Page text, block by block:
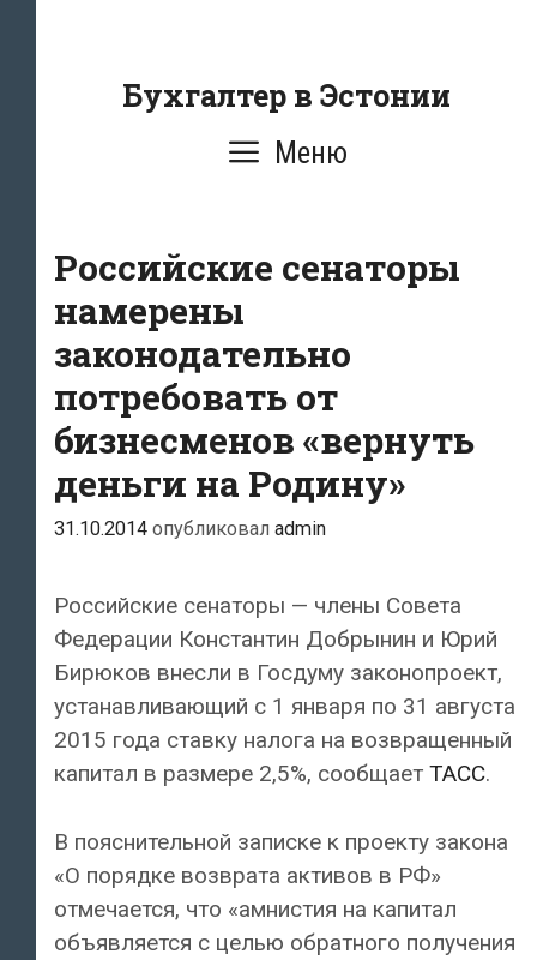
содержаниюБухгалтер в Эстонии
Меню
Российские сенаторы
намерены
законодательно
потребовать от
бизнесменов «вернуть
деньги на Родину»
31.10.2014 опубликовал admin
Российские сенаторы — члены Совета
Федерации Константин Добрынин и Юрий
Бирюков внесли в Госдуму законопроект,
устанавливающий с 1 января по 31 августа
2015 года ставку налога на возвращенный
капитал в размере 2,5%, сообщает ТАСС.
В пояснительной записке к проекту закона
«О порядке возврата активов в РФ»
отмечается, что «амнистия на капитал
объявляется с целью обратного получения